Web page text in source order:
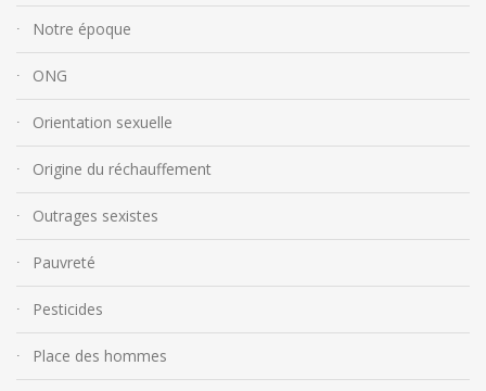
Notre époque
ONG
Orientation sexuelle
Origine du réchauffement
Outrages sexistes
Pauvreté
Pesticides
Place des hommes